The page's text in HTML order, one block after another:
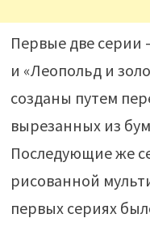
Первые две серии
и «Леопольд и
созданы путем
вырезанных из
Последующие же
рисованной
первых сериях